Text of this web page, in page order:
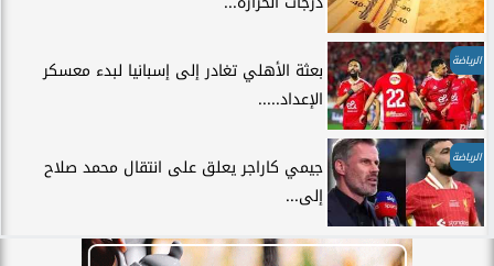
الرياضة
بعثة الأهلي تغادر إلى إسبانيا لبدء معسكر
الإعداد.....
الرياضة
جيمي كاراجر يعلق على انتقال محمد صلاح
إلى...